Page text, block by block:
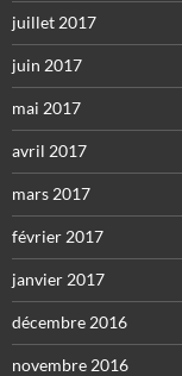
juillet 2017
juin 2017
mai 2017
avril 2017
mars 2017
février 2017
janvier 2017
décembre 2016
novembre 2016